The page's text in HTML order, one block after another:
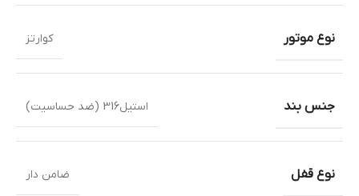
نوع موتور کوارتز
جنس بند استیل316 (ضد حساسیت)
نوع قفل ضامن دار